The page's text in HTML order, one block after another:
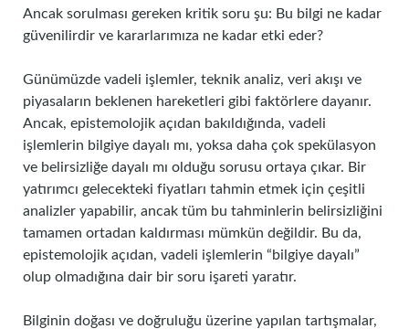
Ancak sorulması gereken kritik soru şu: Bu bilgi ne kadar
güvenilirdir ve kararlarımıza ne kadar etki eder?
Günümüzde vadeli işlemler, teknik analiz, veri akışı ve
piyasaların beklenen hareketleri gibi faktörlere dayanır.
Ancak, epistemolojik açıdan bakıldığında, vadeli
işlemlerin bilgiye dayalı mı, yoksa daha çok spekülasyon
ve belirsizliğe dayalı mı olduğu sorusu ortaya çıkar. Bir
yatırımcı gelecekteki fiyatları tahmin etmek için çeşitli
analizler yapabilir, ancak tüm bu tahminlerin belirsizliğini
tamamen ortadan kaldırması mümkün değildir. Bu da,
epistemolojik açıdan, vadeli işlemlerin “bilgiye dayalı”
olup olmadığına dair bir soru işareti yaratır.
Bilginin doğası ve doğruluğu üzerine yapılan tartışmalar,